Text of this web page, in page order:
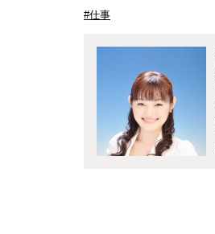
#仕事